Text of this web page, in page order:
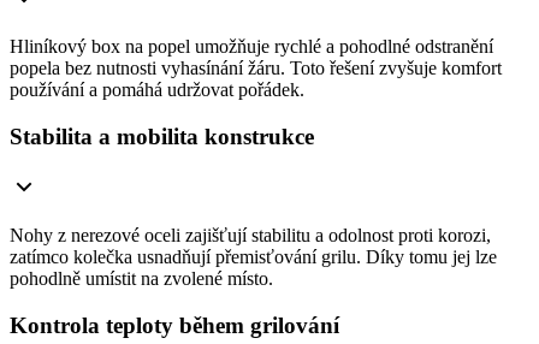
Hliníkový box na popel umožňuje rychlé a pohodlné odstranění
popela bez nutnosti vyhasínání žáru. Toto řešení zvyšuje komfort
používání a pomáhá udržovat pořádek.
Stabilita a mobilita konstrukce
Nohy z nerezové oceli zajišťují stabilitu a odolnost proti korozi,
zatímco kolečka usnadňují přemisťování grilu. Díky tomu jej lze
pohodlně umístit na zvolené místo.
Kontrola teploty během grilování